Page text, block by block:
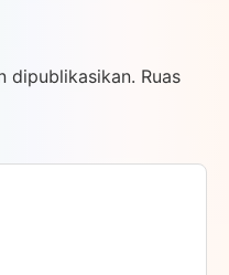
dipublikasikan. Ruas